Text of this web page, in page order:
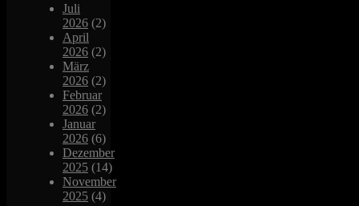
Juli
2026 (2)
April
2026 (2)
März
2026 (2)
Februar
2026 (2)
Januar
2026 (6)
Dezember
2025 (14)
November
2025 (4)